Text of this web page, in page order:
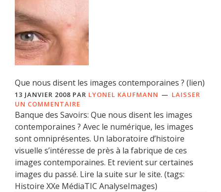
Que nous disent les images contemporaines ? (lien)
13 JANVIER 2008 PAR LYONEL KAUFMANN
LAISSER
UN COMMENTAIRE
Banque des Savoirs: Que nous disent les images
contemporaines ? Avec le numérique, les images
sont omniprésentes. Un laboratoire d’histoire
visuelle s’intéresse de près à la fabrique de ces
images contemporaines. Et revient sur certaines
images du passé. Lire la suite sur le site. (tags:
Histoire XXe MédiaTIC AnalyseImages)